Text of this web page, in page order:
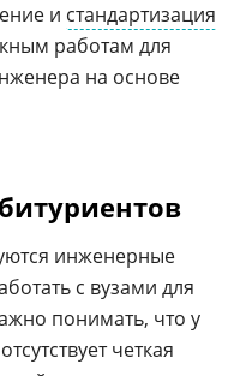
и стандартизация
работам для
на основе
инженерные
с вузами для
понимать, что у
четкая